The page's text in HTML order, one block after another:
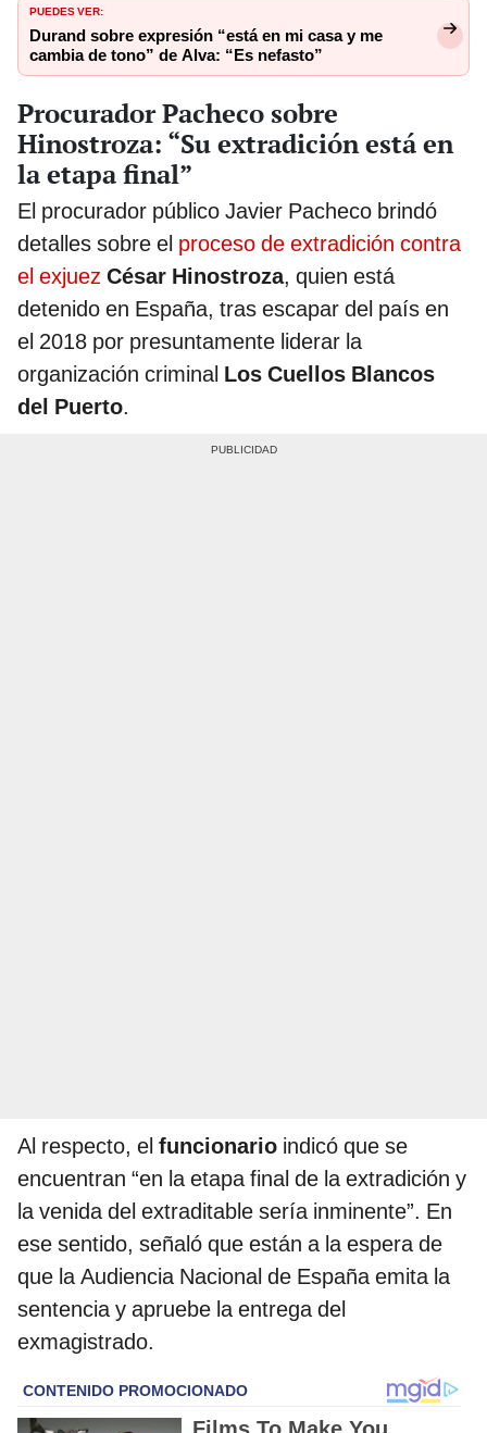
PUEDES VER:
Durand sobre expresión “está en mi casa y me
cambia de tono” de Alva: “Es nefasto”
Procurador Pacheco sobre
Hinostroza: “Su extradición está en
la etapa final”
El procurador público Javier Pacheco brindó
detalles sobre el proceso de extradición contra
el exjuez César Hinostroza, quien está
detenido en España, tras escapar del país en
el 2018 por presuntamente liderar la
organización criminal Los Cuellos Blancos
del Puerto.
Al respecto, el funcionario indicó que se
encuentran “en la etapa final de la extradición y
la venida del extraditable sería inminente”. En
ese sentido, señaló que están a la espera de
que la Audiencia Nacional de España emita la
sentencia y apruebe la entrega del
exmagistrado.